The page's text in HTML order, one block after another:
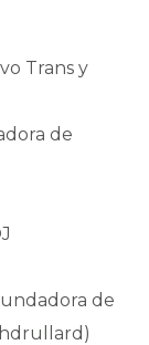
Trans y
de
de